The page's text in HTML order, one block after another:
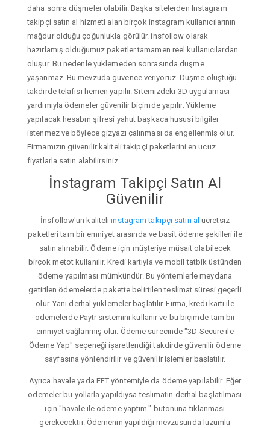
daha sonra düşmeler olabilir. Başka sitelerden Instagram
takipçi satın al hizmeti alan birçok instagram kullanıcılarının
mağdur olduğu çoğunlukla görülür. insfollow olarak
hazırlamış olduğumuz paketler tamamen reel kullanıcılardan
oluşur. Bu nedenle yüklemeden sonrasında düşme
yaşanmaz. Bu mevzuda güvence veriyoruz. Düşme oluştuğu
takdirde telafisi hemen yapılır. Sitemizdeki 3D uygulaması
yardımıyla ödemeler güvenilir biçimde yapılır. Yükleme
yapılacak hesabın şifresi yahut başkaca hususi bilgiler
istenmez ve böylece gizyazı çalınması da engellenmiş olur.
Firmamızın güvenilir kaliteli takipçi paketlerini en ucuz
fiyatlarla satın alabilirsiniz.
İnstagram Takipçi Satın Al
Güvenilir
İnsfollow'un kaliteliinstagram takipçi satın al ücretsiz
paketleri tam bir emniyet arasında ve basit ödeme şekilleri ile
satın alınabilir. Ödeme için müşteriye müsait olabilecek
birçok metot kullanılır. Kredi kartıyla ve mobil tatbik üstünden
ödeme yapılması mümkündür. Bu yöntemlerle meydana
getirilen ödemelerde pakette belirtilen teslimat süresi geçerli
olur. Yani derhal yüklemeler başlatılır. Firma, kredi kartı ile
ödemelerde Paytr sistemini kullanır ve bu biçimde tam bir
emniyet sağlanmış olur. Ödeme sürecinde "3D Secure ile
Ödeme Yap" seçeneği işaretlendiği takdirde güvenilir ödeme
sayfasına yönlendirilir ve güvenilir işlemler başlatılır.
Ayrıca havale yada EFT yöntemiyle da ödeme yapılabilir. Eğer
ödemeler bu yollarla yapıldıysa teslimatın derhal başlatılması
için "havale ile ödeme yaptım." butonuna tıklanması
gerekecektir. Ödemenin yapıldığı mevzusunda lüzumlu